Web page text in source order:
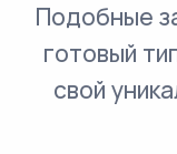
Подобные
готовый
свой